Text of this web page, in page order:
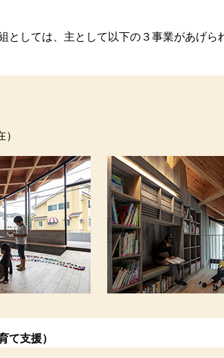
しては、主として以下の３事業があげら
て支援）